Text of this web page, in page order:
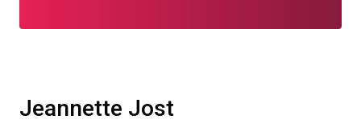
Jeannette Jost